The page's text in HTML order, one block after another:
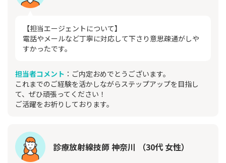
【担当エージェントについて】
電話やメールなど丁寧に対応して下さり意思疎通がしや
すかったです。
担当者コメント ：ご内定おめでとうございます。
これまでのご経験を活かしながらステップアップを目指し
て、ぜひ頑張ってください！
ご活躍をお祈りしております。
診療放射線技師 神奈川 （30代 女性）